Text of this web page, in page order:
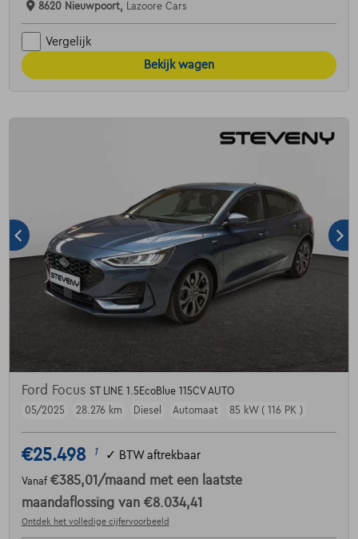
8620 Nieuwpoort, Lazoore Cars
Vergelijk
Bekijk wagen
Ford Focus ST LINE 1.5EcoBlue 115CV AUTO
05/2025
28.276 km Diesel Automaat 85 kW ( 116 PK )
€25.498 1 ✓ BTW aftrekbaar
Vanaf €385,01 /maand met een laatste
maandaflossing van €8.034,41
Ontdek het volledige cijfervoorbeeld